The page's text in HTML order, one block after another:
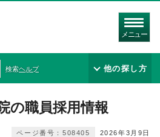
メニュー
検索ヘルプ 他の探し方
の職員採用情報
2026年3月9日
ページ番号：508405